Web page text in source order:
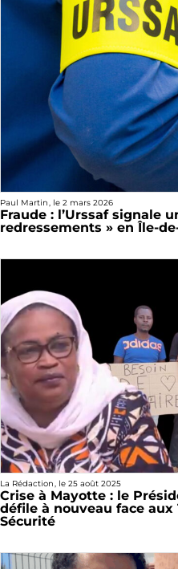
Paul Martin, le 2 mars 2026
Fraude : l’Urssaf signale
redressements » en Île-
La Rédaction, le 25 août 2025
Crise à Mayotte : le
défile à nouveau face aux
Sécurité